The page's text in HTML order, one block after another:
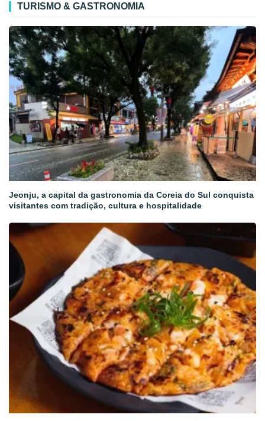
TURISMO & GASTRONOMIA
Jeonju, a capital da gastronomia da Coreia do Sul conquista
visitantes com tradição, cultura e hospitalidade